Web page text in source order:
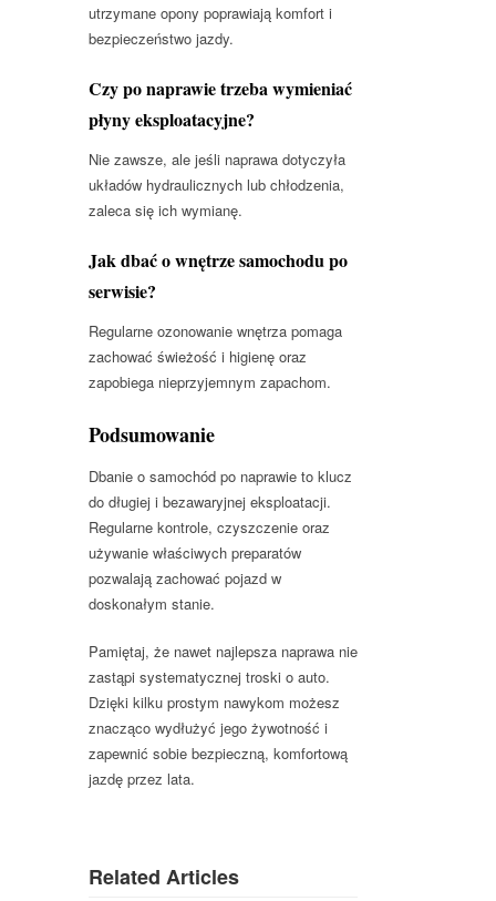
utrzymane opony poprawiają komfort i
bezpieczeństwo jazdy.
Czy po naprawie trzeba wymieniać
płyny eksploatacyjne?
Nie zawsze, ale jeśli naprawa dotyczyła
układów hydraulicznych lub chłodzenia,
zaleca się ich wymianę.
Jak dbać o wnętrze samochodu po
serwisie?
Regularne ozonowanie wnętrza pomaga
zachować świeżość i higienę oraz
zapobiega nieprzyjemnym zapachom.
Podsumowanie
Dbanie o samochód po naprawie to klucz
do długiej i bezawaryjnej eksploatacji.
Regularne kontrole, czyszczenie oraz
używanie właściwych preparatów
pozwalają zachować pojazd w
doskonałym stanie.
Pamiętaj, że nawet najlepsza naprawa nie
zastąpi systematycznej troski o auto.
Dzięki kilku prostym nawykom możesz
znacząco wydłużyć jego żywotność i
zapewnić sobie bezpieczną, komfortową
jazdę przez lata.
Related Articles